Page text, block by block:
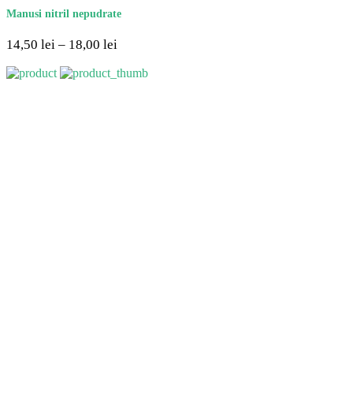
Manusi nitril nepudrate
14,50 lei – 18,00 lei